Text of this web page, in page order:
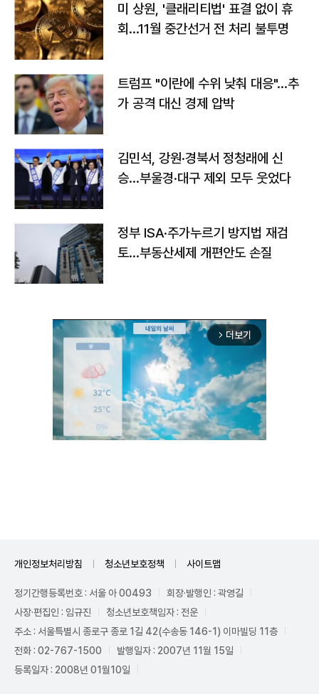
미 상원, '클래리티법' 표결 없이 휴
회…11월 중간선거 전 처리 불투명
트럼프 "이란에 수위 낮춰 대응"…추
가 공격 대신 경제 압박
김민석, 강원·경북서 정청래에 신
승…부울경·대구 제외 모두 웃었다
정부 ISA·주가누르기 방지법 재검
토…부동산세제 개편안도 손질
arrow_forward_ios 더보기
개인정보처리방침 청소년보호정책 사이트맵
정기간행등록번호 : 서울 아 00493
회장·발행인 : 곽영길
사장·편집인 : 임규진
청소년보호책임자 : 전운
주소 : 서울특별시 종로구 종로 1길 42(수송동 146-1) 이마빌딩 11층
전화 : 02-767-1500
발행일자 : 2007년 11월 15일
등록일자 : 2008년 01월10일